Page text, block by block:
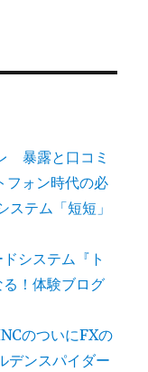
暴露と口コミ
フォン時代の必
テム「短短」
システム『ト
！体験ブログ
のついにFXの
デンスパイダー